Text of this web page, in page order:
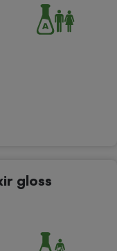
gloss